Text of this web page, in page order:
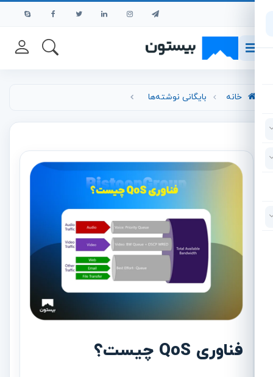
خانه بایگانی نوشته‌ها
فناوری QoS چیست؟